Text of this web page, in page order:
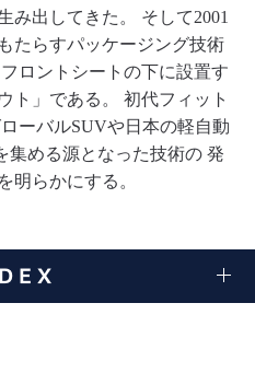
み出してきた。
そして2001
たらすパッケージング技術
ロントシートの下に設置す
ト」である。
初代フィット
ーバルSUVや日本の軽自動
集める源となった技術の 発
明らかにする。